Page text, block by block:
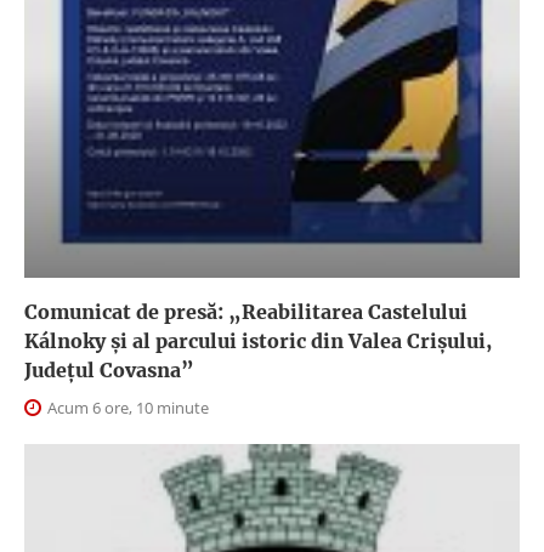
Comunicat de presă: „Reabilitarea Castelului
Kálnoky și al parcului istoric din Valea Crișului,
Județul Covasna”
Acum 6 ore, 10 minute